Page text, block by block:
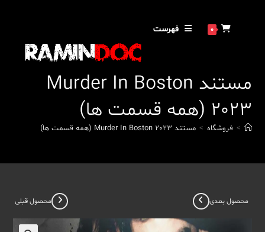
0 فهرست
مستند Murder In Boston
2023 (همه قسمت ها)
> فروشگاه > مستند Murder In Boston 2023 (همه قسمت ها)
محصول قبلی محصول بعدی